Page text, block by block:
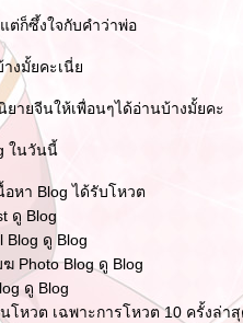
ต่ก็ซึ้งใจกับคำว่าพ่อ
งมั้ยคะเนี่
ายจีนให้เพื่อนๆได้อ่านบ้างมั้ยคะ
ในวันนี้
หา Blog ได้รับโหวต
ดู Blog
Blog ดู Blog
Photo Blog ดู Blog
ดู Blog
โหวต เฉพาะการโหวต 10 ครั้งล่า